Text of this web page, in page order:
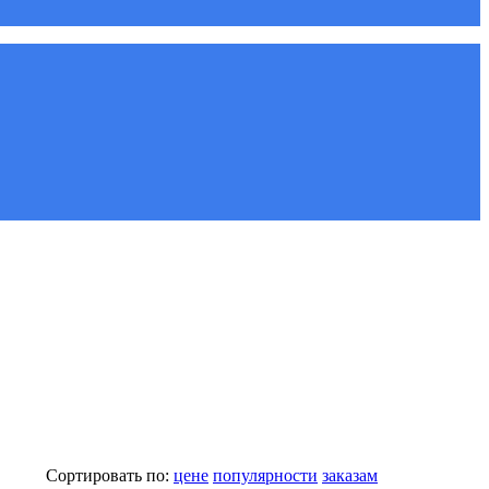
Сортировать по: цене популярности заказам